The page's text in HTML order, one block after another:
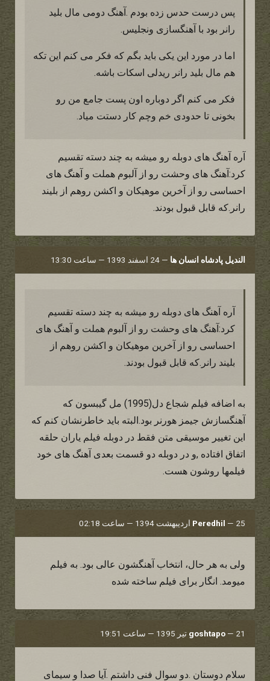
پس درست حدس زده بودم .آهنگ دومی مال بلید
رانر بود با آهنگسازی ونجلیس.
اما در مورد این یکی باید بگم که فکر می کنم این تکه
هم مال بلید رانر ریدلی اسکات باشه.
فکر می کنم اگر دوباره اون پست جامع من رو
بخونی تا حدودی خم وچم کار دستت میاد.
آره آهنگ های دوبله رو میشه به چند دسته تقسیم
کرد:آهنگ های وحشت رو از آلبوم هملت و آهنگ های
احساسی رو از آخرین موهیکان و اکشن روهم از بلیند
رانر.که قابل قبول بودند.
الندیل پادشاه انسان ها — 24 اسفند 1393 — ساعت 13:30
آره آهنگ های دوبله رو میشه به چند دسته تقسیم
کرد:آهنگ های وحشت رو از آلبوم هملت و آهنگ های
احساسی رو از آخرین موهیکان و اکشن روهم از
بلیند رانر.که قابل قبول بودند.
به اضافه فیلم شجاع دل(1995) مل گیبسون که
آهنگسازش جیمز هورنر بود.البته باید خاطرنشان کنم که
این تغییر موسیقی متن فقط در دوبله فیلم یاران حلقه
اتفاق افتاده ,و در دوبله دو قسمت بعدی آهنگ های خود
فیلمها روشون هست.
Peredhil — 25 اردیبهشت 1394 — ساعت 02:18
ولی به هر حال، انتخاب آهنگشون عالی بود. به فیلم
میومد. انگار برای فیلم ساخته شده
goshtapo — 21 تیر 1395 — ساعت 19:51
سلام دوستان .دو سوال فنی داشتم .آیا صدا و سیمای